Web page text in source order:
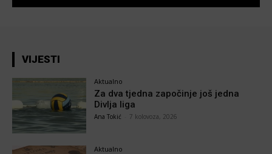
VIJESTI
Aktualno
Za dva tjedna započinje još jedna
Divlja liga
Ana Tokić 7 kolovoza, 2026
Aktualno